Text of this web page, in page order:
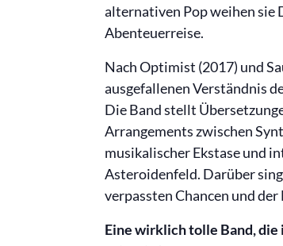
alternativen Pop weihen sie
Abenteuerreise.
Nach Optimist (2017) und
ausgefallenen Verständnis
Die Band stellt
Arrangements zwischen
musikalischer Ekstase und
Asteroidenfeld. Darüber
verpassten Chancen und der
Eine wirklich tolle Band,